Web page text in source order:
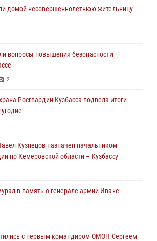
участника драки, причинившего побои
нарушение общественного порядка на
попытку проникновения на
домой несовершеннолетнюю жительницу
вопросы повышения безопасности
2
Росгвардии Кузбасса подвела итоги
Кузнецов назначен начальником
по Кемеровской области – Кузбассу
в память о генерале армии Иване
с первым командиром ОМОН Сергеем